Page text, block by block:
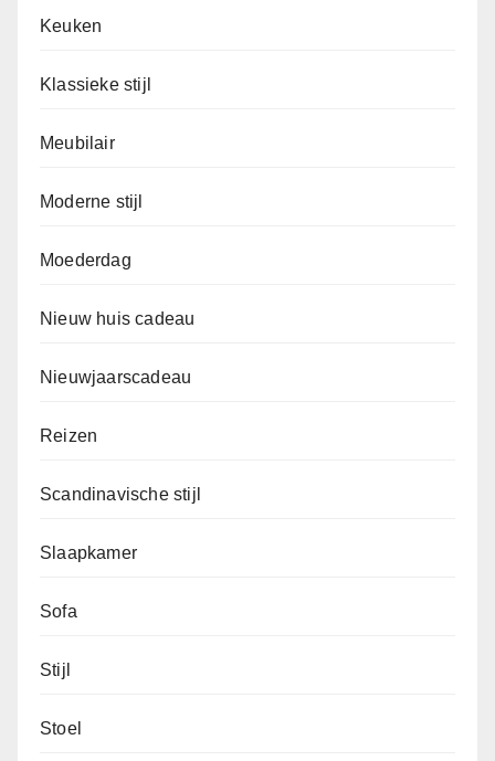
Keuken
Klassieke stijl
Meubilair
Moderne stijl
Moederdag
Nieuw huis cadeau
Nieuwjaarscadeau
Reizen
Scandinavische stijl
Slaapkamer
Sofa
Stijl
Stoel